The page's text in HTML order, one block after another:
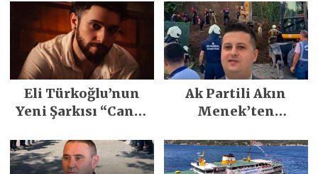
Emeğiyle Son
Yılların En Büyük
Festivali
Gerçekleşti
Eli Türkoğlu’nun
Yeni Şarkısı “Canın
İlgi Gördü!..
Ak Partili Akın
Menek’ten
heyelan sonrası
kritik uyarı